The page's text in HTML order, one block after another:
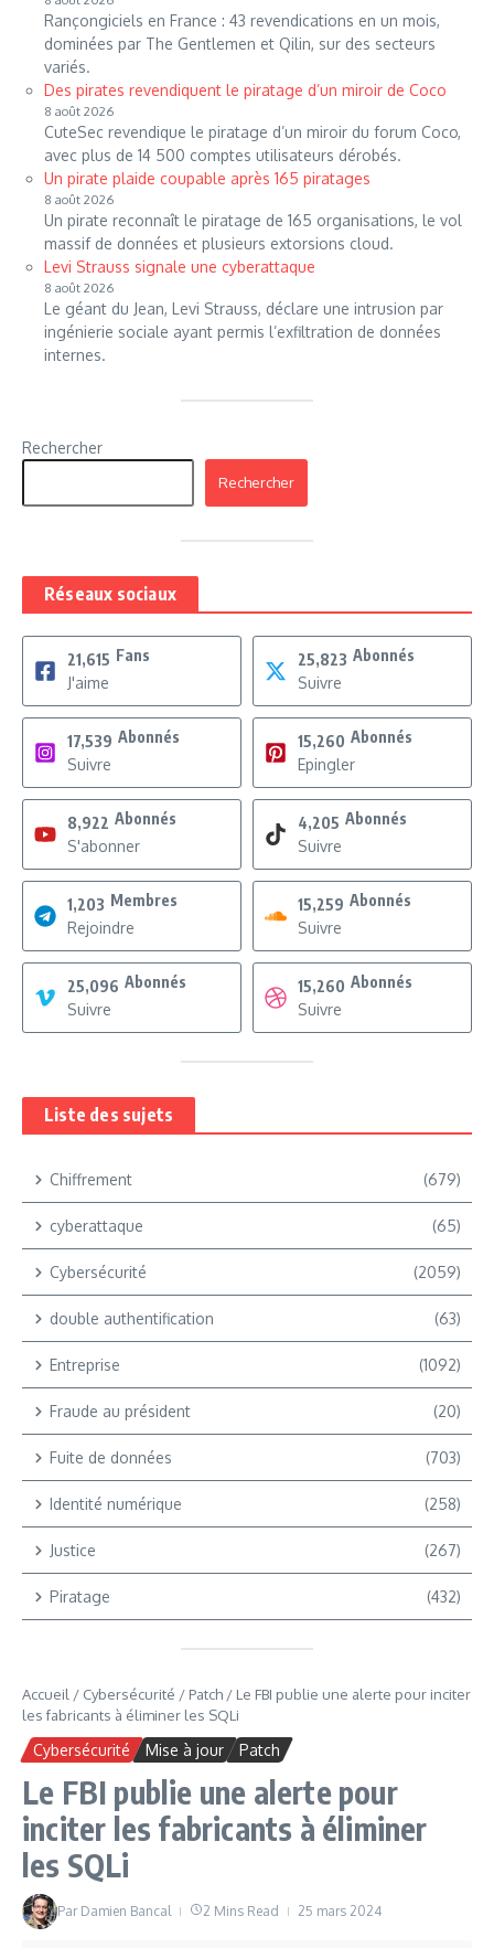
Rançongiciels en France : 43 revendications en un mois,
dominées par The Gentlemen et Qilin, sur des secteurs
variés.
Des pirates revendiquent le piratage d’un miroir de Coco
8 août 2026
CuteSec revendique le piratage d’un miroir du forum Coco,
avec plus de 14 500 comptes utilisateurs dérobés.
Un pirate plaide coupable après 165 piratages
8 août 2026
Un pirate reconnaît le piratage de 165 organisations, le vol
massif de données et plusieurs extorsions cloud.
Levi Strauss signale une cyberattaque
8 août 2026
Le géant du Jean, Levi Strauss, déclare une intrusion par
ingénierie sociale ayant permis l’exfiltration de données
internes.
Rechercher
Rechercher
Réseaux sociaux
21,615 Fans
J'aime
25,823 Abonnés
Suivre
17,539 Abonnés
Suivre
15,260 Abonnés
Epingler
8,922 Abonnés
S'abonner
4,205 Abonnés
Suivre
1,203 Membres
Rejoindre
15,259 Abonnés
Suivre
25,096 Abonnés
Suivre
15,260 Abonnés
Suivre
Liste des sujets
Chiffrement (679)
cyberattaque (65)
Cybersécurité (2059)
double authentification (63)
Entreprise (1092)
Fraude au président (20)
Fuite de données (703)
Identité numérique (258)
Justice (267)
Piratage (432)
Accueil / Cybersécurité / Patch / Le FBI publie une alerte pour inciter
les fabricants à éliminer les SQLi
Cybersécurité Mise à jour Patch
Le FBI publie une alerte pour
inciter les fabricants à éliminer
les SQLi
Par Damien Bancal 2 Mins Read 25 mars 2024